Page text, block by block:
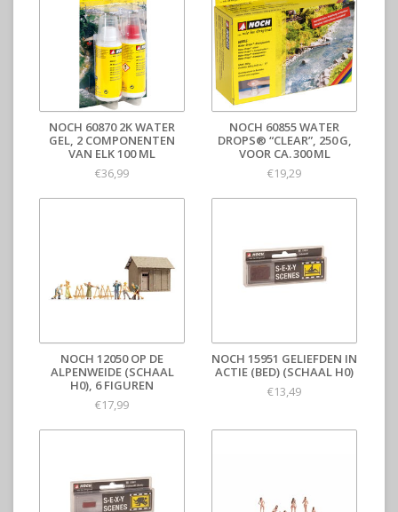
NOCH 60870 2K WATER
GEL, 2 COMPONENTEN
VAN ELK 100 ML
€36,99
NOCH 60855 WATER
DROPS® “CLEAR”, 250 G,
VOOR CA. 300 ML
€19,29
NOCH 12050 OP DE
ALPENWEIDE (SCHAAL
H0), 6 FIGUREN
€17,99
NOCH 15951 GELIEFDEN IN
ACTIE (BED) (SCHAAL H0)
€13,49